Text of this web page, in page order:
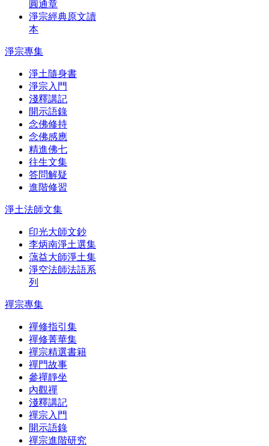
圓通章
淨宗經典原文讀
本
淨宗專集
淨土隨身書
淨宗入門
淺釋講記
開示語錄
念佛修持
念佛感應
精進佛七
往生文集
答問解疑
進階修習
淨土法師文集
印光大師文鈔
李炳南淨土選集
蕅益大師淨土集
淨空法師法語系
列
禪宗專集
禪修指引集
禪修菁華集
禪宗精選書籍
禪門故事
參禪靜坐
內觀禪
淺釋講記
禪宗入門
開示語錄
禪宗進階研究